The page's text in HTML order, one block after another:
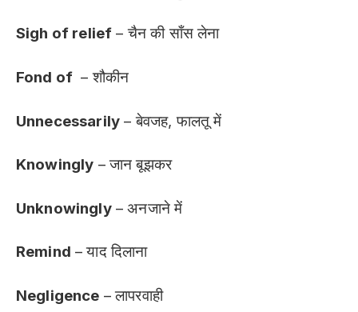
Sigh of relief – चैन की साँस लेना
Fond of – शौकीन
Unnecessarily – बेवजह, फालतू में
Knowingly – जान बूझकर
Unknowingly– अनजाने में
Remind – याद दिलाना
Negligence – लापरवाही